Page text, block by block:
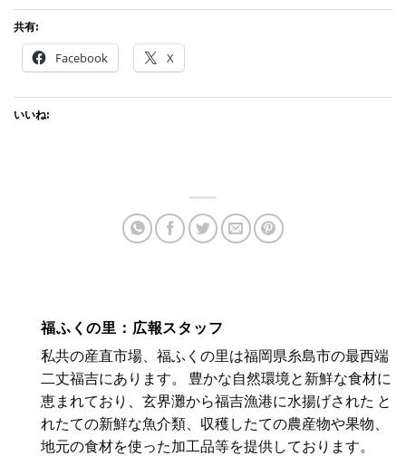
共有:
Facebook X
いいね:
福ふくの里：広報スタッフ
私共の産直市場、福ふくの里は福岡県糸島市の最西端
二丈福吉にあります。 豊かな自然環境と新鮮な食材に
恵まれており、玄界灘から福吉漁港に水揚げされた と
れたての新鮮な魚介類、収穫したての農産物や果物、
地元の食材を使った加工品等を提供しております。